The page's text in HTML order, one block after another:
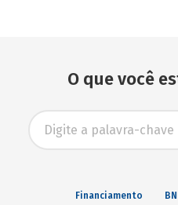
O que você
Busca avançada
Financiamento